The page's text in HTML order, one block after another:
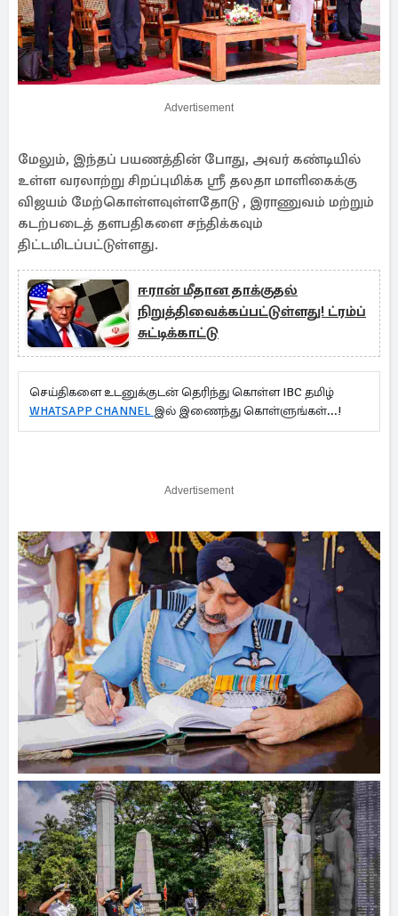
Advertisement
மேலும், இந்தப் பயணத்தின் போது, ​​அவர் கண்டியில்
உள்ள வரலாற்று சிறப்புமிக்க ஸ்ரீ தலதா மாளிகைக்கு
விஜயம் மேற்கொள்ளவுள்ளதோடு , இராணுவம் மற்றும்
கடற்படைத் தளபதிகளை சந்திக்கவும்
திட்டமிடப்பட்டுள்ளது.
ஈரான் மீதான தாக்குதல்
நிறுத்திவைக்கப்பட்டுள்ளது! ட்ரம்ப்
சுட்டிக்காட்டு
செய்திகளை உடனுக்குடன் தெரிந்து கொள்ள IBC தமிழ்
WHATSAPP CHANNEL இல் இணைந்து கொள்ளுங்கள்...!
Advertisement